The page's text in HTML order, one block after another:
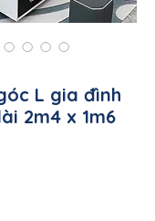
L gia đình
2m4 x 1m6